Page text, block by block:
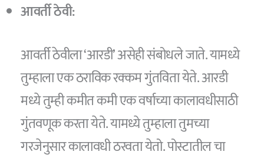
आवर्ती ठेवी:
आवर्ती ठेवीला ‘आरडी’ असेही संबोधले जाते. यामध्ये
तुम्हाला एक ठराविक रक्कम गुंतविता येते. आरडी
मध्ये तुम्ही कमीत कमी एक वर्षाच्या कालावधीसाठी
गुंतवणूक करता येते. यामध्ये तुम्हाला तुमच्या
गरजेनुसार कालावधी ठरवता येतो. पोस्टातील चा